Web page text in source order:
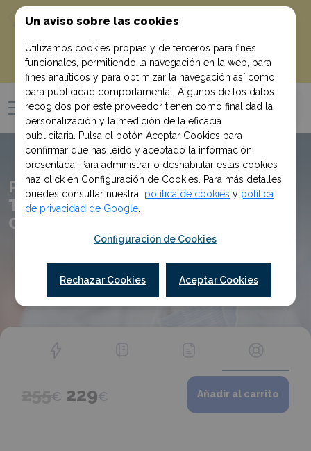
Un aviso sobre las cookies
Utilizamos cookies propias y de terceros para fines
funcionales, permitiendo la navegación en la web, para
fines analíticos y para optimizar la navegación así como
para publicidad comportamental. Algunos de los datos
recogidos por este proveedor tienen como finalidad la
personalización y la medición de la eficacia
publicitaria. Pulsa el botón Aceptar Cookies para
confirmar que has leído y aceptado la información
presentada. Para administrar o deshabilitar estas cookies
haz click en Configuración de Cookies. Para más detalles,
puedes consultar nuestra política de cookies y política
de privacidad de Google.
Configuración de Cookies
Rechazar Cookies Aceptar Cookies
¡Empieza con un10% de descuento
Quiero mi descuento
Pack ECTS I 3 Cursos para Técnico
Técnico Superior en Laboratorio
Clínico y Biomédico
€ El
229€
Pack
ECTS
Añadir al carrito